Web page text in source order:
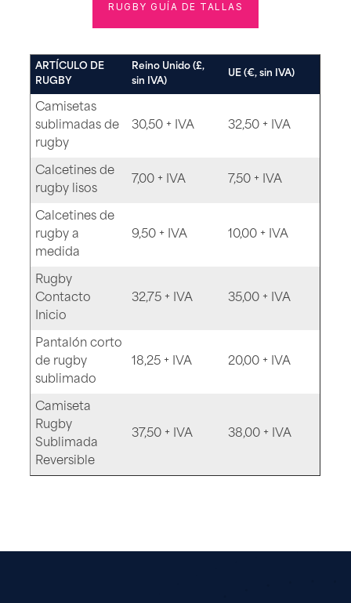
RUGBY GUÍA DE TALLAS
ARTÍCULO DE
RUGBY
Reino Unido (£,
sin IVA)
UE (€, sin IVA)
Camisetas
sublimadas de
rugby
30,50 + IVA 32,50 + IVA
Calcetines de
rugby lisos
7,00 + IVA 7,50 + IVA
Calcetines de
rugby a
medida
9,50 + IVA 10,00 + IVA
Rugby
Contacto
Inicio
32,75 + IVA 35,00 + IVA
Pantalón corto
de rugby
sublimado
18,25 + IVA 20,00 + IVA
Camiseta
Rugby
Sublimada
Reversible
37,50 + IVA 38,00 + IVA